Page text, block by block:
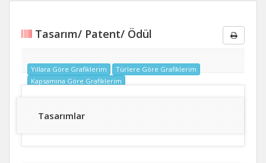
Tasarım/ Patent/ Ödül
Yıllara Göre Grafiklerim
Türlere Göre Grafiklerim
Kapsamına Göre Grafiklerim
Tasarımlar